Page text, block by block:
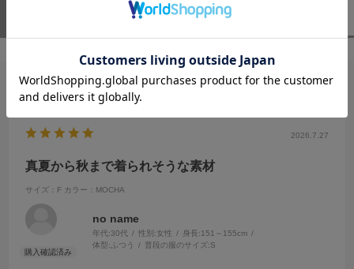
（1） スタッフレビュー
絞り込み 表示：新しい順
2026.7.27
真夏から秋まで着られそうな素材
サイズ：F カラー：MOCHA
no name
年代:30代 性別:女性 身長:151～155cm
体型:ふつう 普段の服のサイズ:S